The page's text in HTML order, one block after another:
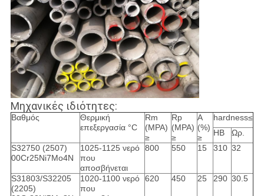
Μηχανικές ιδιότητες:
Βαθμός
Θερμική
επεξεργασία °C
Rm
(MPA)
≥
Rp
(MPA)
≥
Α
(%)
≥
hardness≤
HB
Ωρ.
S32750 (2507)
00Cr25Ni7Mo4N
1025-1125 νερό
που
αποσβήνεται
800 550 15 310 32
S31803/S32205
(2205)
1020-1100 νερό
που
620 450 25 290 30.5